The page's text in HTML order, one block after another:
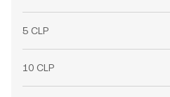
5 CLP
10 CLP